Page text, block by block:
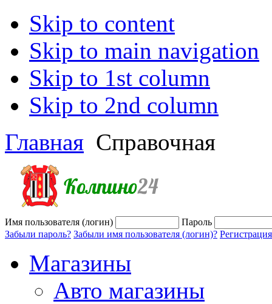
Skip to content
Skip to main navigation
Skip to 1st column
Skip to 2nd column
Главная Справочная
Имя пользователя (логин)
Пароль
Забыли пароль? Забыли имя пользователя (логин)? Регистрация
Магазины
Авто магазины